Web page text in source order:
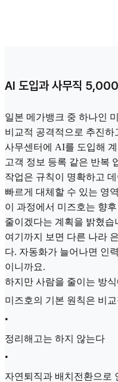
AI 도입과 사무직
일본 메가뱅크 중 하나인
비교적 공격적으로 추진하
사무센터에 AI를 도입해
고객 정보 등록 같은 반복
작업은 규칙이 명확하고
빠르게 대체할 수 있는 영
이 과정에서 미즈호는 향
줄이겠다는 계획을 밝혔습
여기까지 보면 다른 나라
다. 자동화가 늘어나면 인
이니까요.
하지만 사람을 줄이는 방
미즈호의 기본 원칙은 비
•
정리해고는 하지 않는다
•
자연퇴직과 배치전환으로